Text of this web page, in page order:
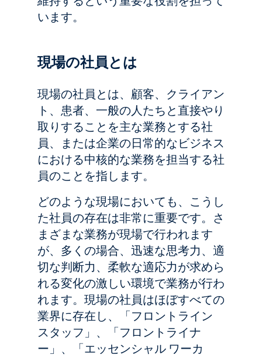
います。
現場の社員とは
現場の社員とは、顧客、クライアン
ト、患者、一般の人たちと直接やり
取りすることを主な業務とする社
員、または企業の日常的なビジネス
における中核的な業務を担当する社
員のことを指します。
どのような現場においても、こうし
た社員の存在は非常に重要です。さ
まざまな業務が現場で行われます
が、多くの場合、迅速な思考力、適
切な判断力、柔軟な適応力が求めら
れる変化の激しい環境で業務が行わ
れます。現場の社員はほぼすべての
業界に存在し、「フロントライン
スタッフ」、「フロントライナ
ー」、「エッセンシャル ワーカ